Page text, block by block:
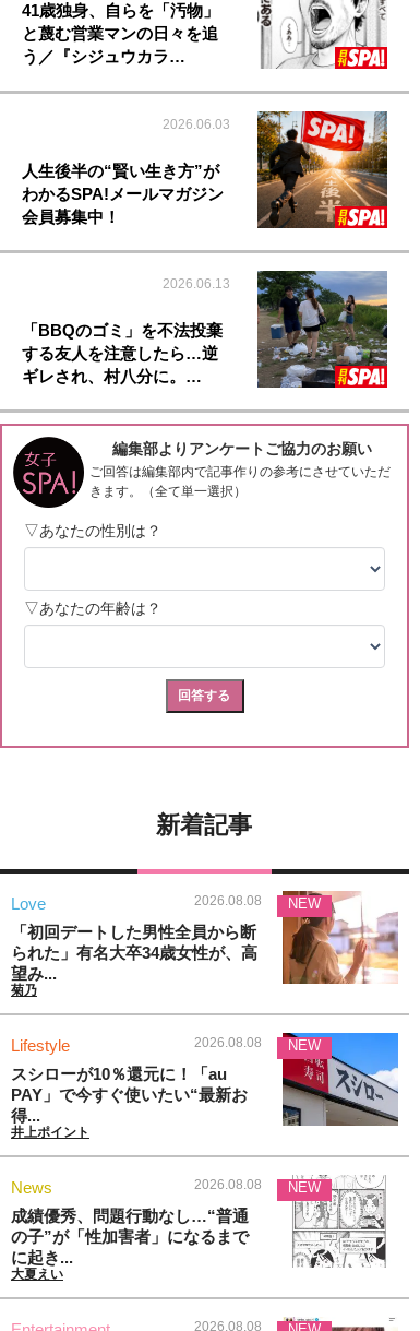
41歳独身、自らを「汚物」
と蔑む営業マンの日々を追
う／『シジュウカラ…
2026.06.03
人生後半の“賢い生き方”が
わかるSPA!メールマガジン
会員募集中！
2026.06.13
「BBQのゴミ」を不法投棄
する友人を注意したら…逆
ギレされ、村八分に。…
新着記事
Love 2026.08.08
「初回デートした男性全員から断
られた」有名大卒34歳女性が、高
望み...
菊乃
NEW
Lifestyle 2026.08.08
スシローが10％還元に！「au
PAY」で今すぐ使いたい“最新お
得...
井上ポイント
NEW
News 2026.08.08
成績優秀、問題行動なし…“普通
の子”が「性加害者」になるまで
に起き...
大夏えい
NEW
2026.08.08